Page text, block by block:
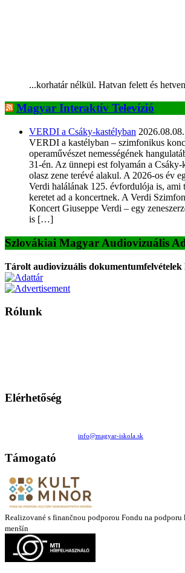
...korhatár nélkül. Hatvan felett és
Magyar Interaktív Televízió
VERDI a Csáky-kastélyban 2026.08.08.
VERDI a kastélyban – szimfonikus
operaművészet nemességének
31-én. Az ünnepi est folyamán a Csáky-
olasz zene terévé alakul. A 2026-os év
Verdi halálának 125. évfordulója is, ami
keretet ad a koncertnek. A Verdi
Koncert Giuseppe Verdi – egy
is […]
Szlovákiai Magyar Audiovizuális
Tárolt audiovizuális dokumentumfelvételek
Rólunk
Elérhetőség
info@magyar-iskola.sk
Támogató
Realizované s finančnou podporou Fondu na
menšín